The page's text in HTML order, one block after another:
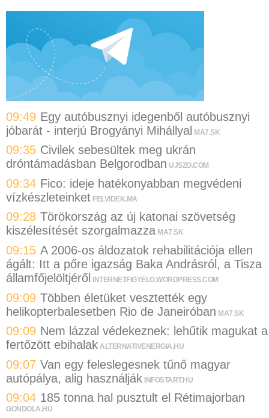
09:49 Egy autóbusznyi idegenből autóbusznyi
jóbarát - interjú Brogyányi Mihállyal MA7.SK
09:35 Civilek sebesültek meg ukrán
dróntámadásban Belgorodban UJSZO.COM
09:34 Fico: ideje hatékonyabban megvédeni
vízkészleteinket FELVIDEK.MA
09:28 Törökország az új katonai szövetség
kiszélesítését szorgalmazza MA7.SK
09:15 A 2006-os áldozatok rehabilitációja ellen
ágált: Itt a pőre igazság Baka Andrásról, a Tisza
államfőjelöltjéről
INTERNETFIGYELO.WORDPRESS.COM
09:09 Többen életüket vesztették egy
helikopterbalesetben Rio de Janeiróban MA7.SK
09:09 Nem lázzal védekeznek: lehűtik magukat a
fertőzött ebihalak ALTERNATIVENERGIA.HU
09:07 Van egy feleslegesnek tűnő magyar
autópálya, alig használják INFOSTART.HU
09:04 185 tonna hal pusztult el Rétimajorban
GONDOLA.HU